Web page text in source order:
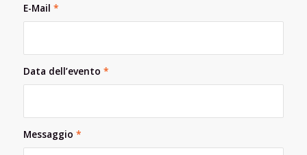
E-Mail *
Data dell’evento *
Messaggio *